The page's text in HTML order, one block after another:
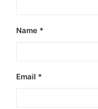
Name *
Email *